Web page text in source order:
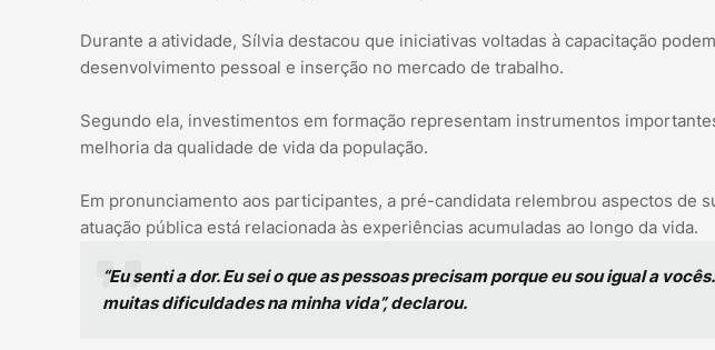
Durante a atividade, Sílvia destacou que iniciativas voltadas à capacitação
desenvolvimento pessoal e inserção no mercado de trabalho.
Segundo ela, investimentos em formação representam instrumentos
melhoria da qualidade de vida da população.
Em pronunciamento aos participantes, a pré-candidata relembrou aspectos de
atuação pública está relacionada às experiências acumuladas ao longo da vida.
“Eu senti a dor. Eu sei o que as pessoas precisam porque eu sou igual a
muitas dificuldades na minha vida”, declarou.